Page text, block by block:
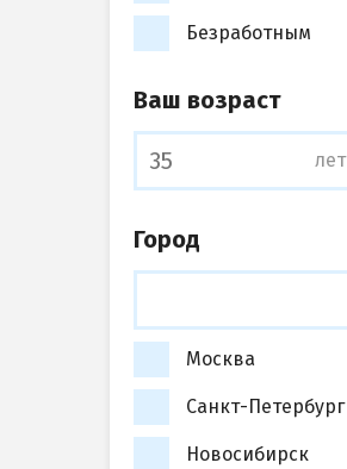
Безработным
Ваш возраст
лет
Город
Москва
Санкт-Петербург
Новосибирск